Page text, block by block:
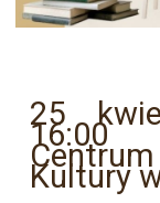
25
16:00
Kultury